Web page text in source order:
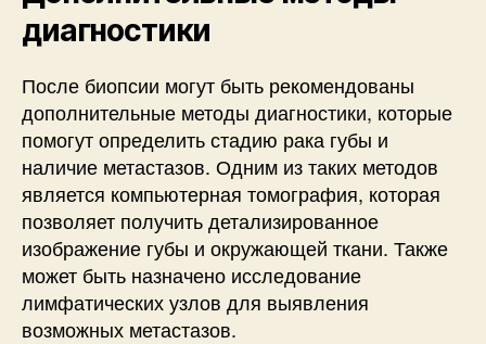
диагностики
После биопсии могут быть рекомендованы
дополнительные методы диагностики, которые
помогут определить стадию рака губы и
наличие метастазов. Одним из таких методов
является компьютерная томография, которая
позволяет получить детализированное
изображение губы и окружающей ткани. Также
может быть назначено исследование
лимфатических узлов для выявления
возможных метастазов.